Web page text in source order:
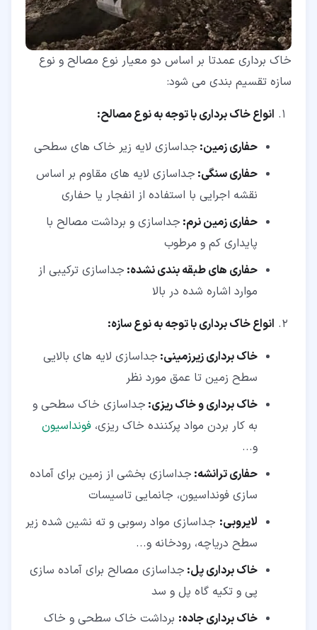
خاک برداری عمدتا بر اساس دو معیار نوع مصالح و نوع
سازه تقسیم بندی می شود:
انواع خاک برداری با توجه به نوع مصالح:
حفاری زمین: جداسازی لایه زیر خاک های سطحی
حفاری سنگی: جداسازی لایه های مقاوم بر اساس
نقشه اجرایی با استفاده از انفجار یا حفاری
حفاری زمین نرم: جداسازی و برداشت مصالح با
پایداری کم و مرطوب
حفاری های طبقه بندی نشده: جداسازی ترکیبی از
موارد اشاره شده در بالا
انواع خاک برداری با توجه به نوع سازه:
خاک برداری زیرزمینی: جداسازی لایه های بالایی
سطح زمین تا عمق مورد نظر
خاک برداری و خاک ریزی: جداسازی خاک سطحی و
به کار بردن مواد پرکننده خاک ریزی، فونداسیون
و...
حفاری ترانشه: جداسازی بخشی از زمین برای آماده
سازی فونداسیون، جانمایی تاسیسات
لایروبی: جداسازی مواد رسوبی و ته نشین شده زیر
سطح دریاچه، رودخانه و...
خاک برداری پل: جداسازی مصالح برای آماده سازی
پی و تکیه گاه پل و سد
خاک برداری جاده: برداشت خاک سطحی و خاک